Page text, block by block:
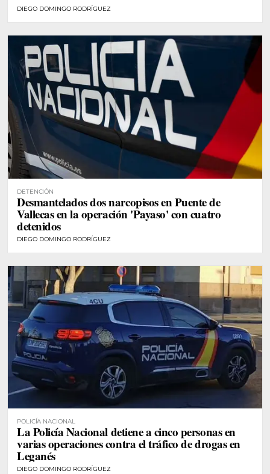
DIEGO DOMINGO RODRÍGUEZ
DETENCIÓN
Desmantelados dos narcopisos en Puente de
Vallecas en la operación 'Payaso' con cuatro
detenidos
DIEGO DOMINGO RODRÍGUEZ
POLICÍA NACIONAL
La Policía Nacional detiene a cinco personas en
varias operaciones contra el tráfico de drogas en
Leganés
DIEGO DOMINGO RODRÍGUEZ